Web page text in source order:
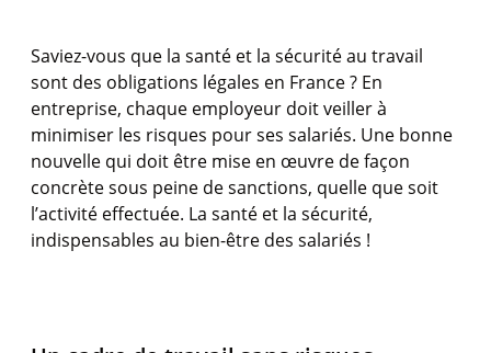
Saviez-vous que la santé et la sécurité au travail
sont des obligations légales en France ? En
entreprise, chaque employeur doit veiller à
minimiser les risques pour ses salariés. Une bonne
nouvelle qui doit être mise en œuvre de façon
concrète sous peine de sanctions, quelle que soit
l’activité effectuée. La santé et la sécurité,
indispensables au bien-être des salariés !